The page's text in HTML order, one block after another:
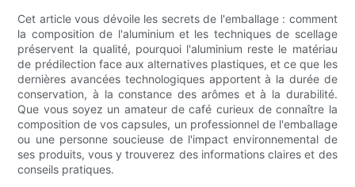
Cet article vous dévoile les secrets de l'emballage : comment
la composition de l'aluminium et les techniques de scellage
préservent la qualité, pourquoi l'aluminium reste le matériau
de prédilection face aux alternatives plastiques, et ce que les
dernières avancées technologiques apportent à la durée de
conservation, à la constance des arômes et à la durabilité.
Que vous soyez un amateur de café curieux de connaître la
composition de vos capsules, un professionnel de l'emballage
ou une personne soucieuse de l'impact environnemental de
ses produits, vous y trouverez des informations claires et des
conseils pratiques.